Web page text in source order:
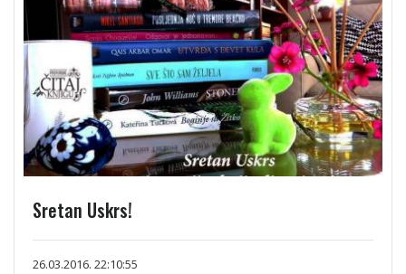
Sretan Uskrs!
26.03.2016. 22:10:55